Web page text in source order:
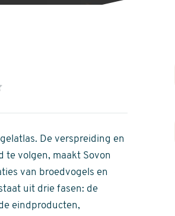
De verspreiding en
te volgen, maakt Sovon
van broedvogels en
uit drie fasen: de
eindproducten,